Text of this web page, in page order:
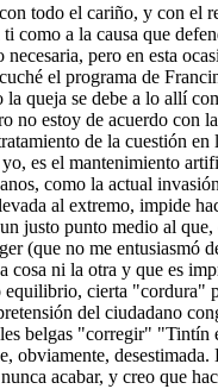
todo el cariño, y con el
como a la causa que
necesaria, pero en esta
el programa de
la queja se debe a lo allí
no estoy de acuerdo con
de la cuestión en
es el mantenimiento
como la actual
al extremo, impide
justo punto medio al que,
(que no me entusiasmó
cosa ni la otra y que es
equilibrio, cierta "cordura"
del ciudadano
belgas "corregir" "Tintín
obviamente, desestimada.
acabar, y creo que